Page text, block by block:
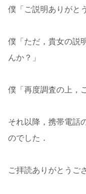
僕「ご説明ありがと
僕「ただ，貴女の説
んか？」
僕「再度調査の上，
それ以降，携帯電話
のでした．
ご拝読ありがとうご